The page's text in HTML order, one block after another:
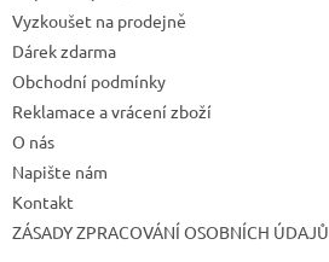
Vyzkoušet na prodejně
Dárek zdarma
Obchodní podmínky
Reklamace a vrácení zboží
O nás
Napište nám
Kontakt
ZÁSADY ZPRACOVÁNÍ OSOBNÍCH ÚDAJŮ